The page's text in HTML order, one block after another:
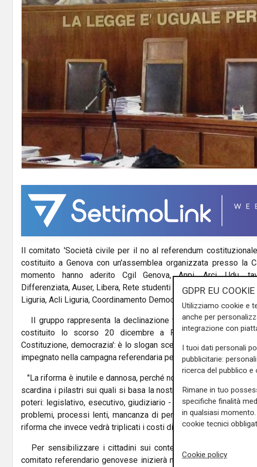
Il comitato 'Società civile per il no al referendum
costituito a Genova con un'assemblea organizzata presso la
momento hanno aderito Cgil Genova, Anpi, Arci, Udu,
Differenziata, Auser, Libera, Rete studenti medi, Udi, Giuristi
Liguria, Acli Liguria, Coordinamento Democrazia Costituzionale.
Il gruppo rappresenta la declinazione territoriale del
costituito lo scorso 20 dicembre a Roma. 'Vota NO per
Costituzione, democrazia': è lo slogan scelto dal comitato che
impegnato nella campagna referendaria per il no al referendum.
"La riforma è inutile e dannosa, perché non risolve i problemi
scardina i pilastri sui quali si basa la nostra democrazia come
poteri: legislativo, esecutivo, giudiziario - sostiene il comitato -
problemi, processi lenti, mancanza di personale e altri, che
riforma che invece vedrà triplicati i costi di gestione".
Per sensibilizzare i cittadini sui contenuti del referendum e
comitato referendario genovese inizierà nei prossimi giorni a
GDPR EU COOKIE
Utilizziamo cookie e
anche per
integrazione con
I tuoi dati personali
pubblicitarie:
ricerca del pubblico
Rimane in tuo
specifiche finalità
in qualsiasi
cookie tecnici
Cookie policy